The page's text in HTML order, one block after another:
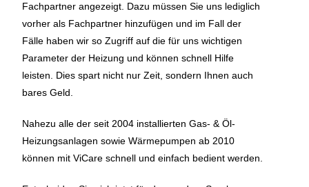
Fachpartner angezeigt. Dazu müssen Sie uns lediglich
vorher als Fachpartner hinzufügen und im Fall der
Fälle haben wir so Zugriff auf die für uns wichtigen
Parameter der Heizung und können schnell Hilfe
leisten. Dies spart nicht nur Zeit, sondern Ihnen auch
bares Geld.
Nahezu alle der seit 2004 installierten Gas- & Öl-
Heizungsanlagen sowie Wärmepumpen ab 2010
können mit ViCare schnell und einfach bedient werden.